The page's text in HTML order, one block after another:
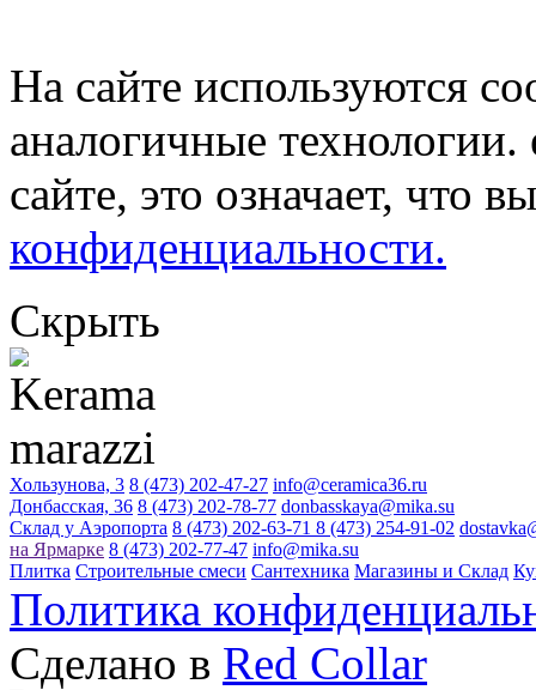
На сайте используются
аналогичные
сайте, это означает, что
конфиденциальности.
Скрыть
Хользунова, 3 8 (473) 202-47-27 info@ceramica36.ru
Донбасская, 36 8 (473) 202-78-77 donbasskaya@mika.su
Склад у Аэропорта 8 (473) 202-63-71 8 (473) 254-91-02
на Ярмарке 8 (473) 202-77-47 info@mika.su
Плитка Строительные смеси Сантехника Магазины и Склад
Политика
Сделано в Red Collar